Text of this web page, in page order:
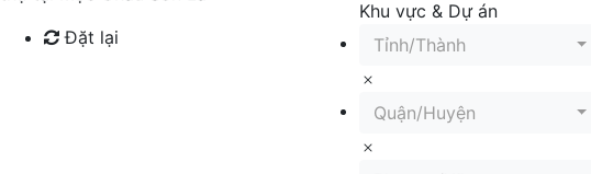
Đặt lại
Khu vực & Dự án
Tỉnh/Thành
Quận/Huyện